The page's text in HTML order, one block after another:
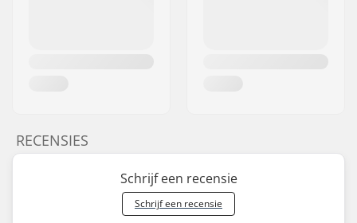
RECENSIES
Schrijf een recensie
Schrijf een recensie